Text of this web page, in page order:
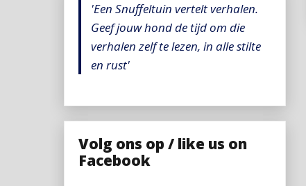
'Een Snuffeltuin vertelt verhalen.
Geef jouw hond de tijd om die
verhalen zelf te lezen, in alle stilte
en rust'
Volg ons op / like us on
Facebook